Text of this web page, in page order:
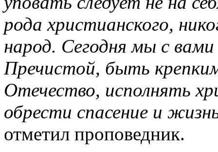
рода христианского,
народ. Сегодня мы с
Пречистой, быть
Отечество, исполнять
обрести спасение и
отметил проповедник.